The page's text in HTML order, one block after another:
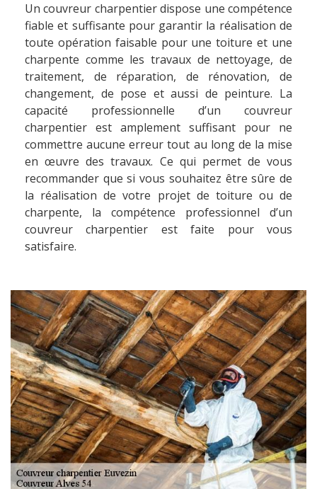
Un couvreur charpentier dispose une compétence
fiable et suffisante pour garantir la réalisation de
toute opération faisable pour une toiture et une
charpente comme les travaux de nettoyage, de
traitement, de réparation, de rénovation, de
changement, de pose et aussi de peinture. La
capacité professionnelle d’un couvreur
charpentier est amplement suffisant pour ne
commettre aucune erreur tout au long de la mise
en œuvre des travaux. Ce qui permet de vous
recommander que si vous souhaitez être sûre de
la réalisation de votre projet de toiture ou de
charpente, la compétence professionnel d’un
couvreur charpentier est faite pour vous
satisfaire.